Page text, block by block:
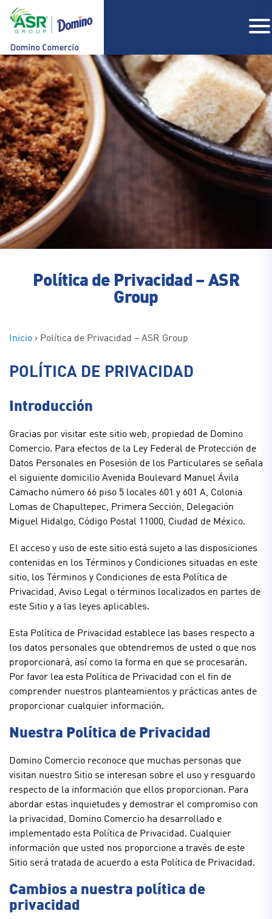
COMPAÑIA
PRODUCTOS
RECETAS
CONTACTO
Política de Privacidad – ASR
Group
Inicio › Política de Privacidad – ASR Group
POLÍTICA DE PRIVACIDAD
Introducción
Gracias por visitar este sitio web, propiedad de Domino
Comercio. Para efectos de la Ley Federal de Protección de
Datos Personales en Posesión de los Particulares se señala
el siguiente domicilio Avenida Boulevard Manuel Ávila
Camacho número 66 piso 5 locales 601 y 601 A, Colonia
Lomas de Chapultepec, Primera Sección, Delegación
Miguel Hidalgo, Código Postal 11000, Ciudad de México.
El acceso y uso de este sitio está sujeto a las disposiciones
contenidas en los Términos y Condiciones situadas en este
sitio, los Términos y Condiciones de esta Política de
Privacidad, Aviso Legal o términos localizados en partes de
este Sitio y a las leyes aplicables.
Esta Política de Privacidad establece las bases respecto a
los datos personales que obtendremos de usted o que nos
proporcionará, así como la forma en que se procesarán.
Por favor lea esta Política de Privacidad con el fin de
comprender nuestros planteamientos y prácticas antes de
proporcionar cualquier información.
Nuestra Política de Privacidad
Domino Comercio reconoce que muchas personas que
visitan nuestro Sitio se interesan sobre el uso y resguardo
respecto de la información que ellos proporcionan. Para
abordar estas inquietudes y demostrar el compromiso con
la privacidad, Domino Comercio ha desarrollado e
implementado esta Política de Privacidad. Cualquier
información que usted nos proporcione a través de este
Sitio será tratada de acuerdo a esta Política de Privacidad.
Cambios a nuestra política de
privacidad